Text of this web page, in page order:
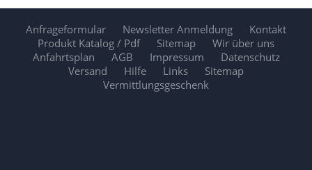
Anfrageformular Newsletter Anmeldung
Kontakt
Produkt Katalog / Pdf
Sitemap
Wir über uns
Anfahrtsplan
AGB Impressum
Datenschutz
Versand
Hilfe Links
Sitemap
Vermittlungsgeschenk